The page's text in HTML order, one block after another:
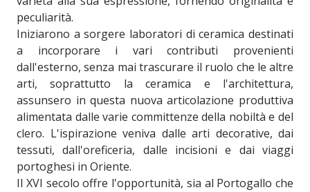
peculiarità.
Iniziarono a sorgere laboratori di ceramica destinati
a incorporare i vari contributi provenienti
dall'esterno, senza mai trascurare il ruolo che le altre
arti, soprattutto la ceramica e l'architettura,
assunsero in questa nuova articolazione produttiva
alimentata dalle varie committenze della nobiltà e del
clero. L'ispirazione veniva dalle arti decorative, dai
tessuti, dall'oreficeria, dalle incisioni e dai viaggi
portoghesi in Oriente.
Il XVI secolo offre l'opportunità, sia al Portogallo che